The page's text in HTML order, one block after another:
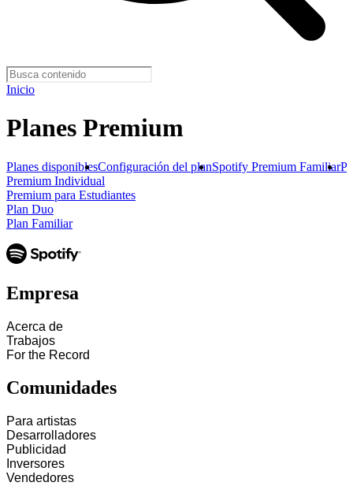
Inicio
Planes Premium
Planes disponiblesConfiguración del planSpotify Premium Familiar
Premium Individual
Premium para Estudiantes
Plan Duo
Plan Familiar
Empresa
Acerca de
Trabajos
For the Record
Comunidades
Para artistas
Desarrolladores
Publicidad
Inversores
Vendedores